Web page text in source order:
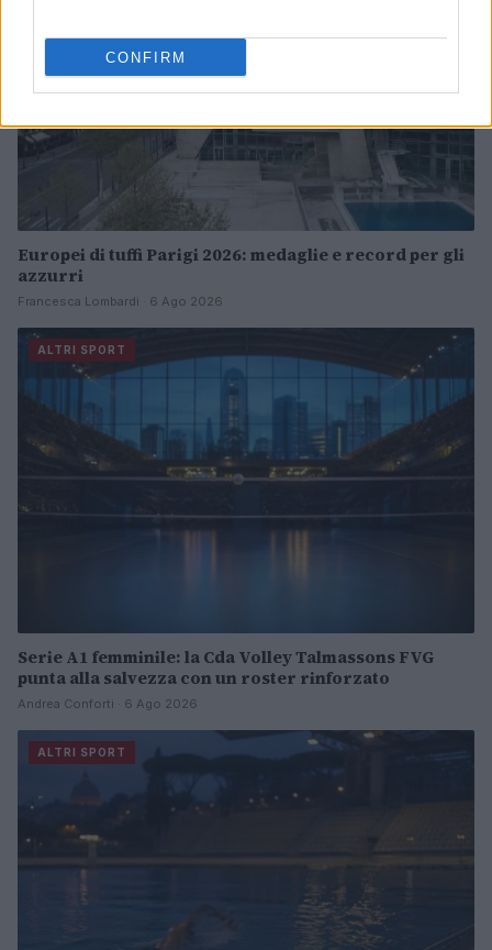
CONFIRM
Europei di tuffi Parigi 2026: medaglie e record per gli
azzurri
Francesca Lombardi · 6 Ago 2026
ALTRI SPORT
Serie A1 femminile: la Cda Volley Talmassons FVG
punta alla salvezza con un roster rinforzato
Andrea Conforti · 6 Ago 2026
ALTRI SPORT